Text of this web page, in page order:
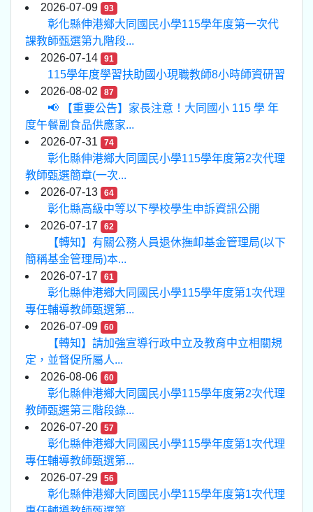
2026-07-09
93
彰化縣伸港鄉大同國民小學115學年度第一次代
課教師甄選第九階段...
2026-07-14
91
115學年度學習扶助國小現職教師8小時師資研習
2026-08-02
87
📢 【重要公告】家長注意！大同國小 115 學 年
度午餐副食品供應家...
2026-07-31
74
彰化縣伸港鄉大同國民小學115學年度第2次代理
教師甄選簡章(一次...
2026-07-13
64
彰化縣高級中等以下學校學生申訴資訊公開
2026-07-17
62
【轉知】有關公務人員退休撫卹基金管理局(以下
簡稱基金管理局)本...
2026-07-17
61
彰化縣伸港鄉大同國民小學115學年度第1次代理
專任輔導教師甄選第...
2026-07-09
60
【轉知】請加強宣導行政中立及教育中立相關規
定，並督促所屬人...
2026-08-06
60
彰化縣伸港鄉大同國民小學115學年度第2次代理
教師甄選第三階段錄...
2026-07-20
57
彰化縣伸港鄉大同國民小學115學年度第1次代理
專任輔導教師甄選第...
2026-07-29
56
彰化縣伸港鄉大同國民小學115學年度第1次代理